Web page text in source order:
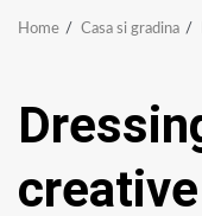
Home Casa si gradina
creative